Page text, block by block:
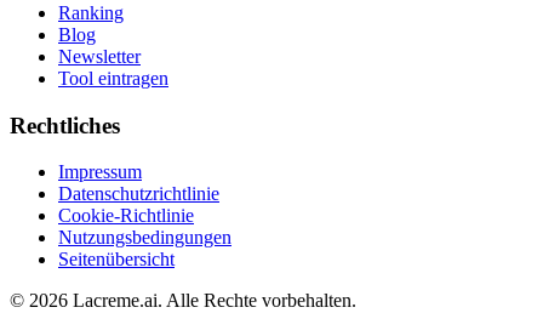
Ranking
Blog
Newsletter
Tool eintragen
Rechtliches
Impressum
Datenschutzrichtlinie
Cookie-Richtlinie
Nutzungsbedingungen
Seitenübersicht
© 2026 Lacreme.ai. Alle Rechte vorbehalten.